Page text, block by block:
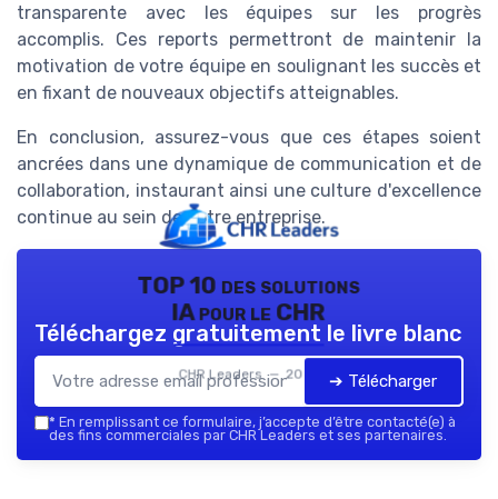
transparente avec les équipes sur les progrès
accomplis. Ces reports permettront de maintenir la
motivation de votre équipe en soulignant les succès et
en fixant de nouveaux objectifs atteignables.
En conclusion, assurez-vous que ces étapes soient
ancrées dans une dynamique de communication et de
collaboration, instaurant ainsi une culture d'excellence
continue au sein de votre entreprise.
TOP 10 des solutions
IA pour le CHR
CHR Leaders — 2026
Téléchargez gratuitement le livre blanc
➔ Télécharger
* En remplissant ce formulaire, j’accepte d’être contacté(e) à
des fins commerciales par CHR Leaders et ses partenaires.